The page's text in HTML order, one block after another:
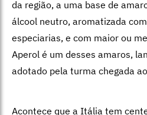
da região, a uma base de
álcool neutro, aromatizada
especiarias, e com maior ou
Aperol é um desses amaros,
adotado pela turma chegada
Acontece que a Itália tem